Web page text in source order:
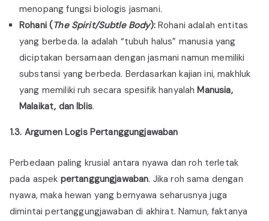
menopang fungsi biologis jasmani.
Rohani (The Spirit/Subtle Body):Rohani adalah entitas
yang berbeda. Ia adalah “tubuh halus” manusia yang
diciptakan bersamaan dengan jasmani namun memiliki
substansi yang berbeda. Berdasarkan kajian ini, makhluk
yang memiliki ruh secara spesifik hanyalahManusia,
Malaikat, dan Iblis.
1.3. Argumen Logis Pertanggungjawaban
Perbedaan paling krusial antara nyawa dan roh terletak
pada aspek pertanggungjawaban. Jika roh sama dengan
nyawa, maka hewan yang bernyawa seharusnya juga
dimintai pertanggungjawaban di akhirat. Namun, faktanya